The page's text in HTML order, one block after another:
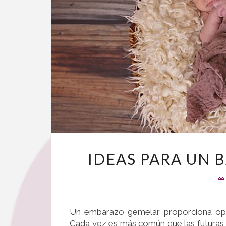
IDEAS PARA UN
Un embarazo gemelar proporciona
Cada vez es más común que las